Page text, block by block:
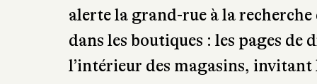
alerte la grand-rue à la
dans les boutiques : les pages
l’intérieur des magasins, invitant